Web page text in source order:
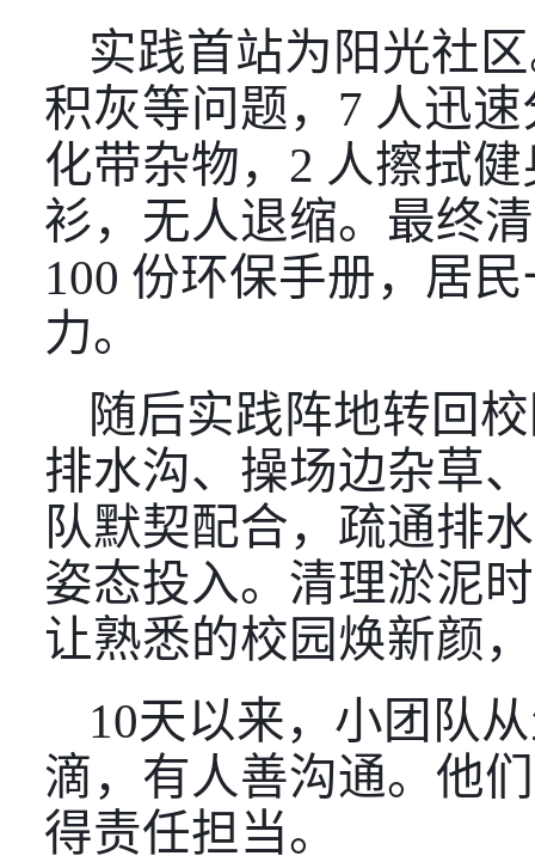
实践首站为阳光社
积灰等问题， 7 人迅
化带杂物，2 人擦拭
衫，无人退缩。最终
100 份环保手册，居
力。
随后实践阵地转回
排水沟、操场边杂草
队默契配合，疏通排
姿态投入。清理淤泥
让熟悉的校园焕新颜
10天以来 ，小团队
滴，有人善沟通。他
得责任担当。